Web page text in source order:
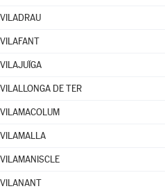
VILADRAU
VILAFANT
VILAJUÏGA
VILALLONGA DE TER
VILAMACOLUM
VILAMALLA
VILAMANISCLE
VILANANT